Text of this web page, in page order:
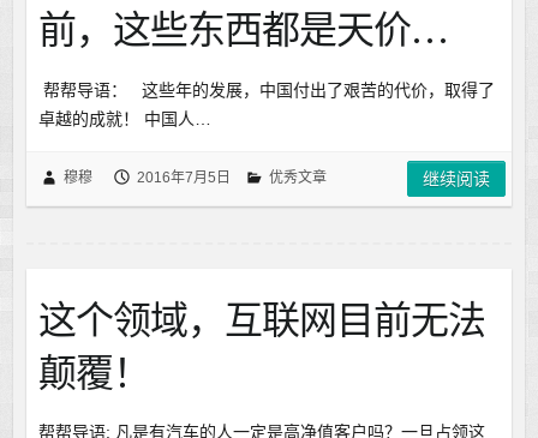
前，这些东西都是天价…
帮帮导语： 这些年的发展，中国付出了艰苦的代价，取得了
卓越的成就！ 中国人…
穆穆 2016年7月5日 优秀文章 继续阅读
这个领域，互联网目前无法
颠覆！
帮帮导语: 凡是有汽车的人一定是高净值客户吗？一旦占领这